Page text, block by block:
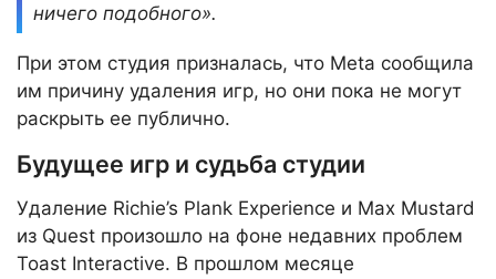
ничего подобного».
При этом студия призналась, что Meta сообщила
им причину удаления игр, но они пока не могут
раскрыть ее публично.
Будущее игр и судьба студии
Удаление Richie’s Plank Experience и Max Mustard
из Quest произошло на фоне недавних проблем
Toast Interactive. В прошлом месяце